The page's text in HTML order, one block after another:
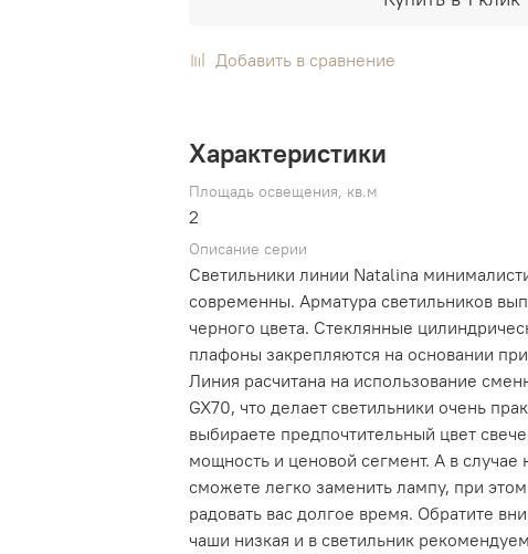
Добавить в сравнение
Характеристики
Площадь освещения, кв.м
2
Описание серии
Светильники линии Natalina
современны. Арматура светильников
черного цвета. Стеклянные
плафоны закрепляются на основании
Линия расчитана на использование
GX70, что делает светильники очень
выбираете предпочтительный цвет
мощность и ценовой сегмент. А в случае
сможете легко заменить лампу, при
радовать вас долгое время. Обратите
чаши низкая и в светильник